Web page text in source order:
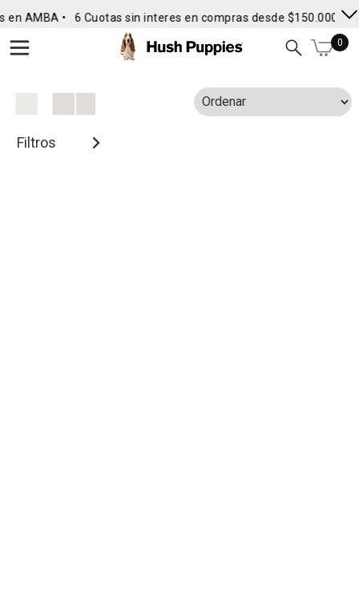
en AMBA • 6 Cuotas sin interes en compras desde $150.000 •
0
Filtros